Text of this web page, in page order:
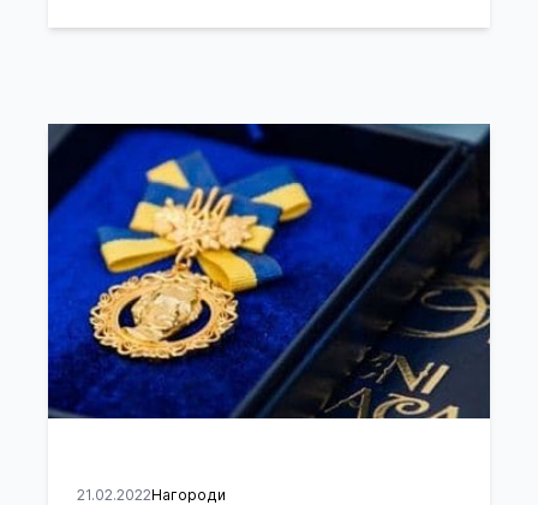
21.02.2022Нагороди